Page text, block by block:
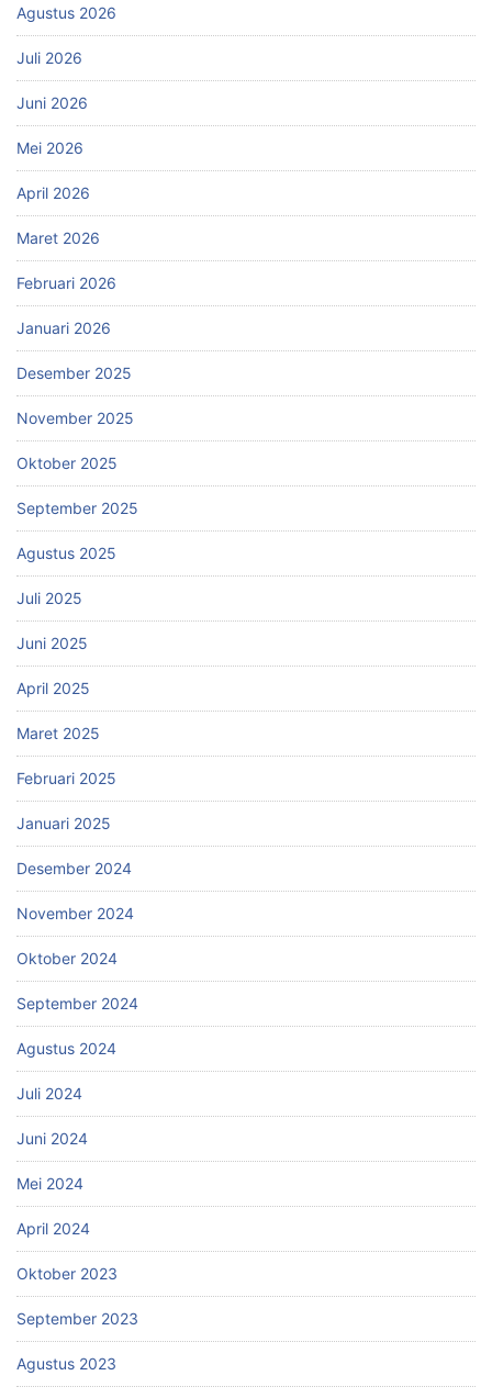
Agustus 2026
Juli 2026
Juni 2026
Mei 2026
April 2026
Maret 2026
Februari 2026
Januari 2026
Desember 2025
November 2025
Oktober 2025
September 2025
Agustus 2025
Juli 2025
Juni 2025
April 2025
Maret 2025
Februari 2025
Januari 2025
Desember 2024
November 2024
Oktober 2024
September 2024
Agustus 2024
Juli 2024
Juni 2024
Mei 2024
April 2024
Oktober 2023
September 2023
Agustus 2023